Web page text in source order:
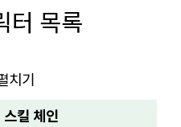
터 목록
치기
스킬 체인